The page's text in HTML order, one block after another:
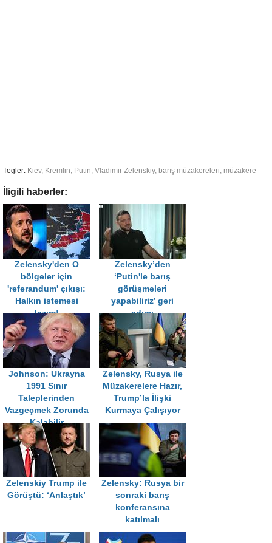
Tegler: Kiev, Kremlin, Putin, Vladimir Zelenskiy, barış müzakereleri, müzakere
İligili haberler:
Zelensky'den O
bölgeler için
'referandum' çıkışı:
Halkın istemesi
lazım!
Zelensky’den
‘Putin'le barış
görüşmeleri
yapabiliriz’ geri
adımı
Johnson: Ukrayna
1991 Sınır
Taleplerinden
Vazgeçmek Zorunda
Kalabilir
Zelensky, Rusya ile
Müzakerelere Hazır,
Trump’la İlişki
Kurmaya Çalışıyor
Zelenskiy Trump ile
Görüştü: ‘Anlaştık’
Zelensky: Rusya bir
sonraki barış
konferansına
katılmalı